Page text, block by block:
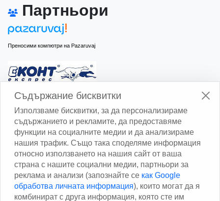
Партньори
Преносими компютри на Pazaruvaj
Изчисли доставката с Еконт
Изчисли доставката със Спиди
Facebook
Съдържание бисквитки
Използваме бисквитки, за да персонализираме
съдържанието и рекламите, да предоставяме
функции на социалните медии и да анализираме
нашия трафик. Също така споделяме информация
относно използването на нашия сайт от ваша
страна с нашите социални медии, партньори за
реклама и анализи (запознайте се как Google
обработва личната информация), които могат да я
комбинират с друга информация, която сте им